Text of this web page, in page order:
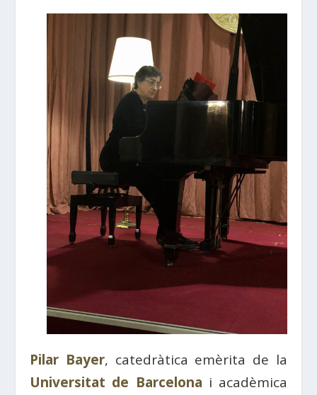
Pilar Bayer, catedràtica emèrita de la
Universitat de Barcelona i acadèmica